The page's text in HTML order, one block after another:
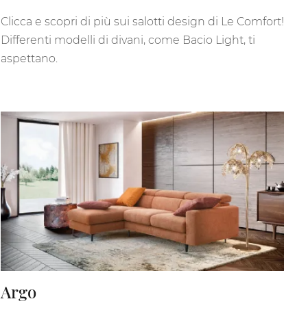
Clicca e scopri di più sui salotti design di Le Comfort!
Differenti modelli di divani, come Bacio Light, ti
aspettano.
Argo